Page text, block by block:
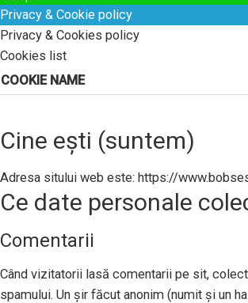
Privacy & Cookie policy
Privacy & Cookies policy
Cookies list
COOKIE NAME
Cine ești (suntem)
Adresa sitului web este: https://
Ce date personale
Comentarii
Când vizitatorii lasă comentarii pe sit,
spamului. Un șir făcut anonim (numit și un